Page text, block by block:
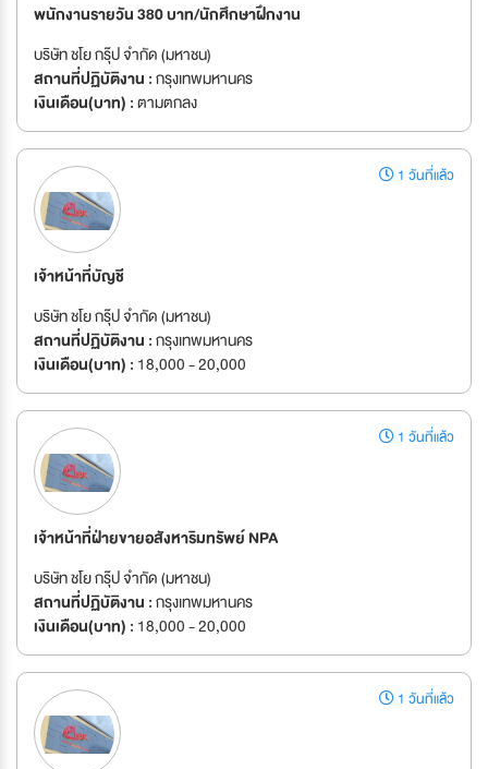
พนักงานรายวัน 380 บาท/นักศึกษาฝึกงาน
บริษัท ชโย กรุ๊ป จำกัด (มหาชน)
สถานที่ปฏิบัติงาน :กรุงเทพมหานคร
เงินเดือน(บาท) :ตามตกลง
1 วันที่แล้ว
เจ้าหน้าที่บัญชี
บริษัท ชโย กรุ๊ป จำกัด (มหาชน)
สถานที่ปฏิบัติงาน :กรุงเทพมหานคร
เงินเดือน(บาท) : 18,000 - 20,000
1 วันที่แล้ว
เจ้าหน้าที่ฝ่ายขายอสังหาริมทรัพย์ NPA
บริษัท ชโย กรุ๊ป จำกัด (มหาชน)
สถานที่ปฏิบัติงาน :กรุงเทพมหานคร
เงินเดือน(บาท) : 18,000 - 20,000
1 วันที่แล้ว